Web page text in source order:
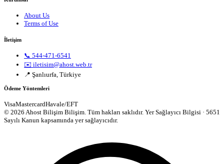
About Us
Terms of Use
İletişim
📞 544-471-6541
✉️ iletisim@ahost.web.tr
📍 Şanlıurfa, Türkiye
Ödeme Yöntemleri
VisaMastercardHavale/EFT
© 2026 Ahost Bilişim Bilişim. Tüm hakları saklıdır. Yer Sağlayıcı Bilgisi · 5651
Sayılı Kanun kapsamında yer sağlayıcıdır.